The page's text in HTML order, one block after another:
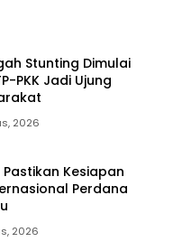
Stunting Dimulai
PKK Jadi Ujung
2026
Kesiapan
Perdana
2026